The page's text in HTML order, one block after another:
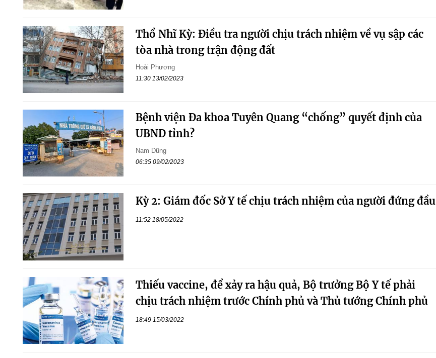
Thổ Nhĩ Kỳ: Điều tra người chịu trách nhiệm về vụ sập các
tòa nhà trong trận động đất
Hoài Phương
11:30 13/02/2023
Bệnh viện Đa khoa Tuyên Quang “chống” quyết định của
UBND tỉnh?
Nam Dũng
06:35 09/02/2023
Kỳ 2: Giám đốc Sở Y tế chịu trách nhiệm của người đứng đầu
11:52 18/05/2022
Thiếu vaccine, để xảy ra hậu quả, Bộ trưởng Bộ Y tế phải
chịu trách nhiệm trước Chính phủ và Thủ tướng Chính phủ
18:49 15/03/2022